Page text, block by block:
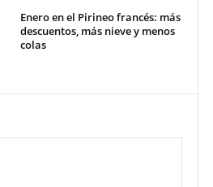
Enero en el Pirineo francés: más
descuentos, más nieve y menos
colas